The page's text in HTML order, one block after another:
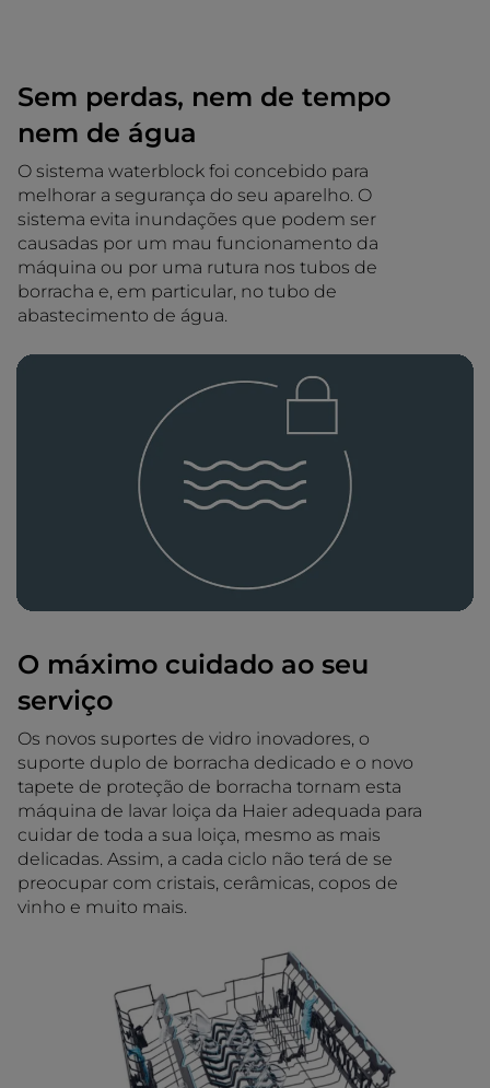
Sem perdas, nem de tempo
nem de água
O sistema waterblock foi concebido para
melhorar a segurança do seu aparelho. O
sistema evita inundações que podem ser
causadas por um mau funcionamento da
máquina ou por uma rutura nos tubos de
borracha e, em particular, no tubo de
abastecimento de água.
O máximo cuidado ao seu
serviço
Os novos suportes de vidro inovadores, o
suporte duplo de borracha dedicado e o novo
tapete de proteção de borracha tornam esta
máquina de lavar loiça da Haier adequada para
cuidar de toda a sua loiça, mesmo as mais
delicadas. Assim, a cada ciclo não terá de se
preocupar com cristais, cerâmicas, copos de
vinho e muito mais.